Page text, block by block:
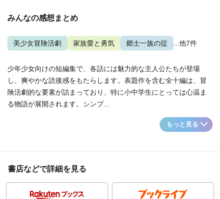
みんなの感想まとめ
美少女冒険活劇 家族愛と勇気 郷士一族の掟 ...他7件
少年少女向けの短編集で、各話には魅力的な主人公たちが登場
し、爽やかな読後感をもたらします。表題作を含む全十編は、冒
険活劇的な要素が詰まっており、特に小中学生にとっては心温ま
る物語が展開されます。シンプ...
もっと見る
書店などで詳細を見る